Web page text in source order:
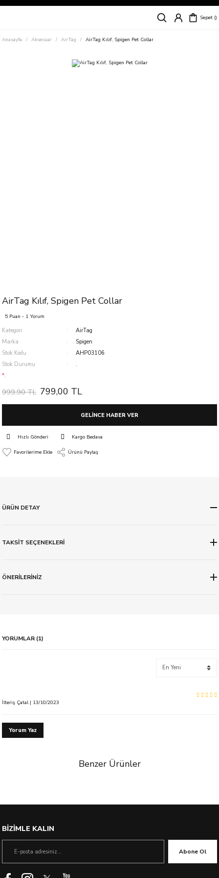
Siparişleriniz
Süper İndirimli Fiyatlar
Sepet
Anasayfa Aksesuar AirTag AirTag Kılıf, Spigen Pet Collar
AirTag Kılıf, Spigen Pet Collar
5 Puan - 1 Yorum
Kategori
AirTag
Marka
Spigen
Stok Kodu
AHP03106
Stok Durumu
.
*.
999,90 TL 799,00 TL
GELİNCE HABER VER
Hızlı Gönderi Kargo Bedava
Ürünü Paylaş
ÜRÜN DETAY
TAKSİT SEÇENEKLERİ
ÖNERİLERİNİZ
YORUMLAR (1)
İlteriş Çatal | 13/10/2023
Yorum Yaz
Benzer Ürünler
BİZİMLE KALIN
Abone Ol